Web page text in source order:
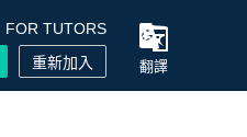
FOR TUTORS
重新加入 翻譯